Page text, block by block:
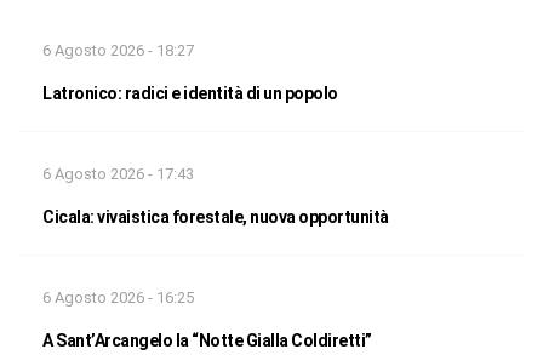
6 Agosto 2026 - 18:27
Latronico: radici e identità di un popolo
6 Agosto 2026 - 17:43
Cicala: vivaistica forestale, nuova opportunità
6 Agosto 2026 - 16:25
A Sant’Arcangelo la “Notte Gialla Coldiretti”